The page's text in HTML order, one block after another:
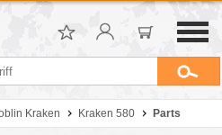
Kraken Kraken 580 Parts